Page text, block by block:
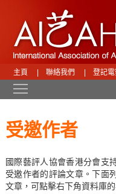
主頁 聯絡我們 登記
受邀作者
國際藝評人協會香港分會支
受邀作者的評論文章。下面
文章，可點擊右下角資料庫的